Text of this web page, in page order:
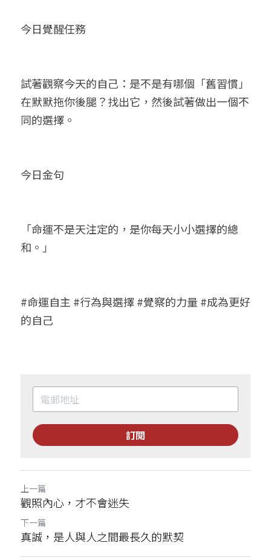
今日覺醒任務
試著觀察今天的自己：是不是有哪個「舊習慣」
在默默拖你後腿？找出它，然後試著做出一個不
同的選擇。
今日金句
「命運不是天注定的，是你每天小小選擇的總
和。」
#命運自主 #行為與選擇 #覺察的力量 #成為更好
的自己
訂閱
上一篇
觀照內心，才不會迷失
下一篇
真誠，是人與人之間最長久的默契